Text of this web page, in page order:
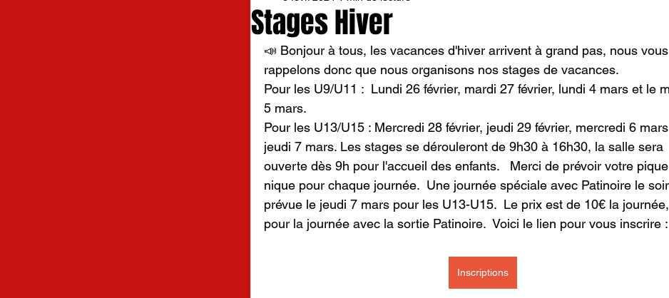
Stages Hiver
📣 Bonjour à tous, les vacances d'hiver arrivent à grand pas, nous vous
rappelons donc que nous organisons nos stages de vacances.
Pour les U9/U11 :  Lundi 26 février, mardi 27 février, lundi 4 mars et le
5 mars.
Pour les U13/U15 : Mercredi 28 février, jeudi 29 février, mercredi 6
jeudi 7 mars. Les stages se dérouleront de 9h30 à 16h30, la salle sera
ouverte dès 9h pour l'accueil des enfants.   Merci de prévoir votre pique
nique pour chaque journée.  Une journée spéciale avec Patinoire le
prévue le jeudi 7 mars pour les U13-U15.  Le prix est de 10€ la
pour la journée avec la sortie Patinoire.  Voici le lien pour vous inscrire :
Inscriptions